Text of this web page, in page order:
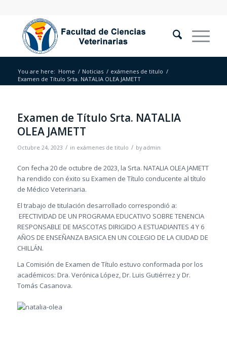
You are here: Home / Noticias / exámenes de titulo /
Examen de Título Srta. NATALIA OLEA JAMETT
Examen de Título Srta. NATALIA
OLEA JAMETT
Octubre 24, 2023 / in exámenes de titulo / by admin
Con fecha 20 de octubre de 2023, la Srta. NATALIA OLEA JAMETT
ha rendido con éxito su Examen de Título conducente al título
de Médico Veterinaria.
El trabajo de titulación desarrollado correspondió a:
EFECTIVIDAD DE UN PROGRAMA EDUCATIVO SOBRE TENENCIA
RESPONSABLE DE MASCOTAS DIRIGIDO A ESTUADIANTES 4 Y 6
AÑOS DE ENSEÑANZA BASICA EN UN COLEGIO DE LA CIUDAD DE
CHILLÁN.
La Comisión de Examen de Título estuvo conformada por los
académicos: Dra. Verónica López, Dr. Luis Gutiérrez y Dr.
Tomás Casanova.